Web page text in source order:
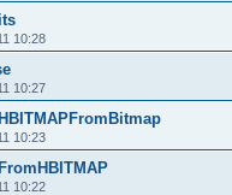
10:28
10:27
10:23
10:22